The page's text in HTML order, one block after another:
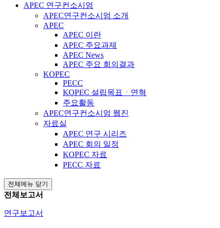
APEC 연구컨소시엄
APEC연구컨소시엄 소개
APEC
APEC 이란
APEC 주요과제
APEC News
APEC 주요 회의결과
KOPEC
PECC
KOPEC 설립목표ㆍ연혁
주요활동
APEC연구컨소시엄 웹진
자료실
APEC 연구 시리즈
APEC 회의 일정
KOPEC 자료
PECC 자료
전체메뉴 닫기
전체보고서
연구보고서